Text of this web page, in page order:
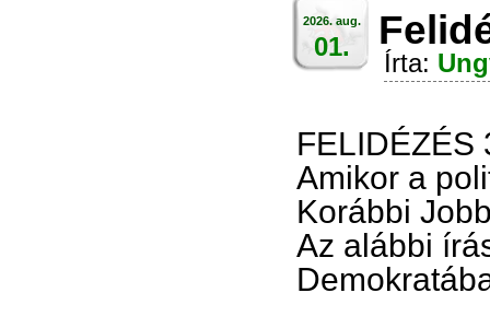
2026. aug.
01.
Írta:
FELIDÉZÉS
Amikor a
Korábbi
Az alábbi